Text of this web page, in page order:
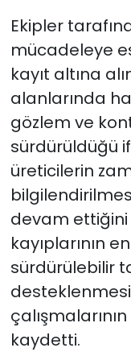
Ekipler
mücadeleye
kayıt altına
alanlarında
gözlem ve
sürdürüldüğü
üreticilerin
devam
kayıplarının
sürdürülebilir
kaydetti.